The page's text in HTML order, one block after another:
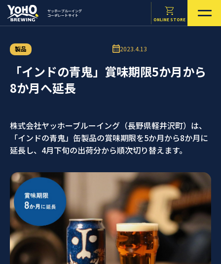
ヤッホーブルーイング
コーポレートサイト
ONLINE STORE
製品 2023.4.13
「インドの青鬼」賞味期限5か月から
8か月へ延長
株式会社ヤッホーブルーイング（長野県軽井沢町）は、
「インドの青鬼」缶製品の賞味期限を5か月から8か月に
延長し、4月下旬の出荷分から順次切り替えます。